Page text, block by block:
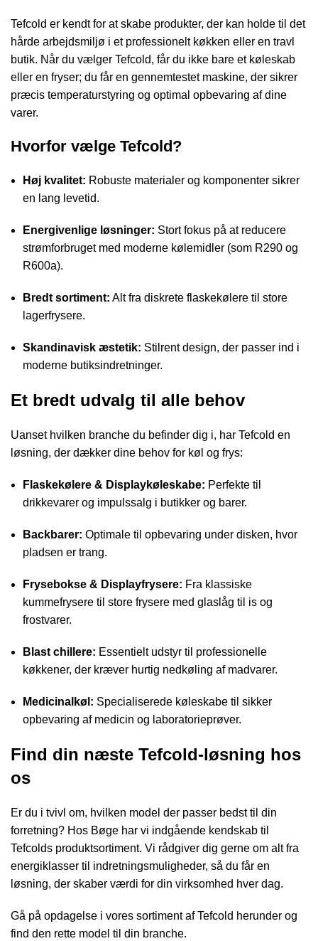
Tefcold er kendt for at skabe produkter, der kan holde til det
hårde arbejdsmiljø i et professionelt køkken eller en travl
butik. Når du vælger Tefcold, får du ikke bare et køleskab
eller en fryser; du får en gennemtestet maskine, der sikrer
præcis temperaturstyring og optimal opbevaring af dine
varer.
Hvorfor vælge Tefcold?
Høj kvalitet: Robuste materialer og komponenter sikrer
en lang levetid.
Energivenlige løsninger: Stort fokus på at reducere
strømforbruget med moderne kølemidler (som R290 og
R600a).
Bredt sortiment: Alt fra diskrete flaskekølere til store
lagerfrysere.
Skandinavisk æstetik: Stilrent design, der passer ind i
moderne butiksindretninger.
Et bredt udvalg til alle behov
Uanset hvilken branche du befinder dig i, har Tefcold en
løsning, der dækker dine behov for køl og frys:
Flaskekølere & Displaykøleskabe: Perfekte til
drikkevarer og impulssalg i butikker og barer.
Backbarer: Optimale til opbevaring under disken, hvor
pladsen er trang.
Frysebokse & Displayfrysere: Fra klassiske
kummefrysere til store frysere med glaslåg til is og
frostvarer.
Blast chillere: Essentielt udstyr til professionelle
køkkener, der kræver hurtig nedkøling af madvarer.
Medicinalkøl: Specialiserede køleskabe til sikker
opbevaring af medicin og laboratorieprøver.
Find din næste Tefcold-løsning hos
os
Er du i tvivl om, hvilken model der passer bedst til din
forretning? Hos Bøge har vi indgående kendskab til
Tefcolds produktsortiment. Vi rådgiver dig gerne om alt fra
energiklasser til indretningsmuligheder, så du får en
løsning, der skaber værdi for din virksomhed hver dag.
Gå på opdagelse i vores sortiment af Tefcold herunder og
find den rette model til din branche.